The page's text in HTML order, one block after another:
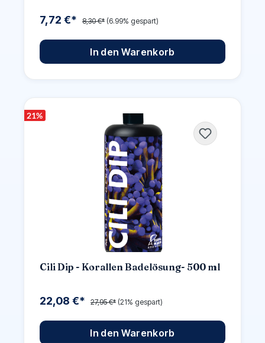
7,72 €* 8,30 €* (6.99% gespart)
In den Warenkorb
21%
Cili Dip - Korallen Badelösung- 500 ml
22,08 €* 27,95 €* (21% gespart)
In den Warenkorb